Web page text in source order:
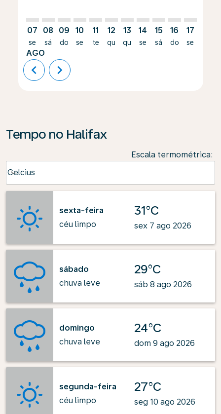
07
se
AGO
08
sá
09
do
10
se
11
te
12
qu
13
qu
14
se
15
sá
16
do
17
se
chevron_left chevron_right
Tempo no Halifax
Escala termométrica:
Celcius
keyboard_arrow_down
sexta-feira
céu limpo
31°C
sex 7 ago 2026
sábado
chuva leve
29°C
sáb 8 ago 2026
domingo
chuva leve
24°C
dom 9 ago 2026
segunda-feira
céu limpo
27°C
seg 10 ago 2026